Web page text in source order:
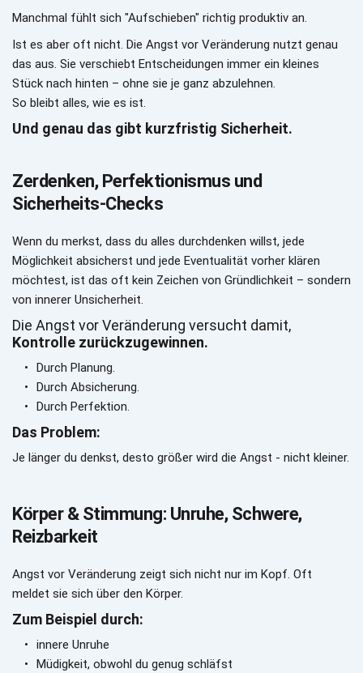
Manchmal fühlt sich "Aufschieben" richtig produktiv an.
Ist es aber oft nicht. Die Angst vor Veränderung nutzt genau
das aus. Sie verschiebt Entscheidungen immer ein kleines
Stück nach hinten – ohne sie je ganz abzulehnen.
So bleibt alles, wie es ist.
Und genau das gibt kurzfristig Sicherheit.
Zerdenken, Perfektionismus und
Sicherheits-Checks
Wenn du merkst, dass du alles durchdenken willst, jede
Möglichkeit absicherst und jede Eventualität vorher klären
möchtest, ist das oft kein Zeichen von Gründlichkeit – sondern
von innerer Unsicherheit.
Kontrolle zurückzugewinnen.
Durch Planung.
Durch Absicherung.
Durch Perfektion.
Das Problem:
Je länger du denkst, desto größer wird die Angst - nicht kleiner.
Körper & Stimmung: Unruhe, Schwere,
Reizbarkeit
Angst vor Veränderung zeigt sich nicht nur im Kopf. Oft
meldet sie sich über den Körper.
Zum Beispiel durch:
innere Unruhe
Müdigkeit, obwohl du genug schläfst